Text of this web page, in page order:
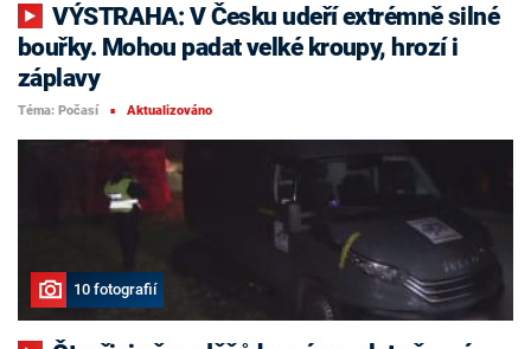
VÝSTRAHA: V Česku udeří extrémně silné
bouřky. Mohou padat velké kroupy, hrozí i
záplavy
Téma: Počasí ■ Aktualizováno
10 fotografií